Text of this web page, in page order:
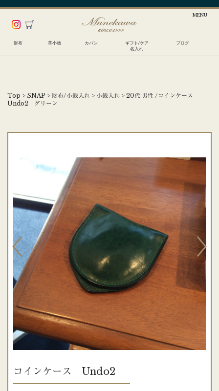
財布 革小物 カバン
ギフト/ケア
名入れ
ブログ
Top > SNAP > 財布/小銭入れ > 小銭入れ > 20代 男性 /コインケース
Undo2 グリーン
コインケース Undo2